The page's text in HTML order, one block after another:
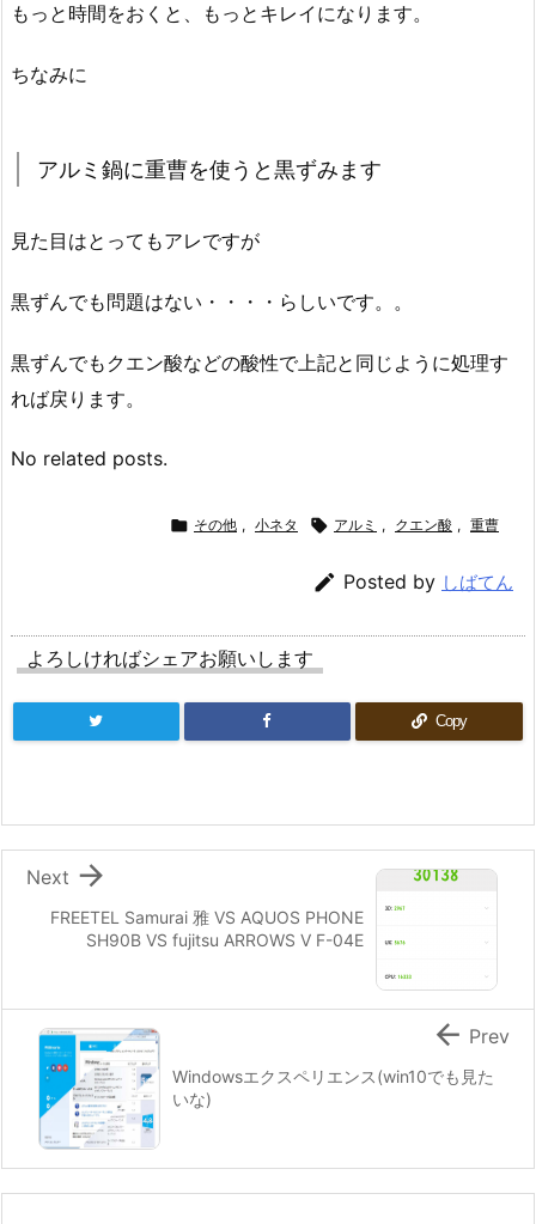
もっと時間をおくと、もっとキレイになります。
ちなみに
アルミ鍋に重曹を使うと黒ずみます
見た目はとってもアレですが
黒ずんでも問題はない・・・・らしいです。。
黒ずんでもクエン酸などの酸性で上記と同じように処理す
れば戻ります。
No related posts.
 その他 , 小ネタ  アルミ , クエン酸 , 重曹
 Posted by しばてん
よろしければシェアお願いします
Copy
FREETEL Samurai 雅 VS AQUOS PHONE
SH90B VS fujitsu ARROWS V F-04E

Next
Windowsエクスペリエンス(win10でも見た
いな)
 Prev